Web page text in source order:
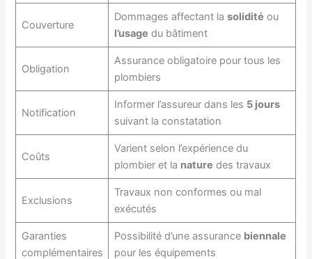
Couverture
Dommages affectant la solidité ou
l’usage du bâtiment
Obligation
Assurance obligatoire pour tous les
plombiers
Notification
Informer l’assureur dans les 5 jours
suivant la constatation
Coûts
Varient selon l’expérience du
plombier et la nature des travaux
Exclusions
Travaux non conformes ou mal
exécutés
Garanties
complémentaires
Possibilité d’une assurance biennale
pour les équipements